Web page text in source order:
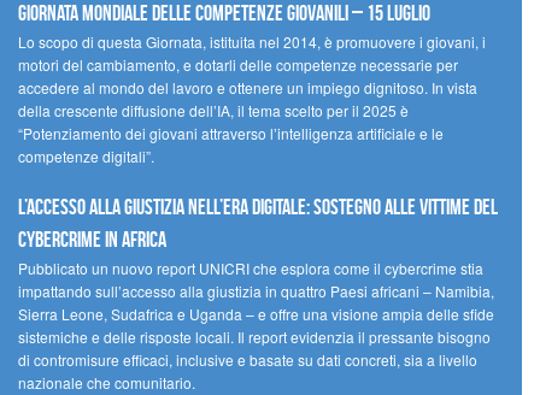
Giornata Mondiale delle Competenze Giovanili – 15 luglio
Lo scopo di questa Giornata, istituita nel 2014, è promuovere i giovani, i
motori del cambiamento, e dotarli delle competenze necessarie per
accedere al mondo del lavoro e ottenere un impiego dignitoso. In vista
della crescente diffusione dell’IA, il tema scelto per il 2025 è
“Potenziamento dei giovani attraverso l’intelligenza artificiale e le
competenze digitali”.
L’accesso alla giustizia nell’era digitale: sostegno alle vittime del
cybercrime in Africa
Pubblicato un nuovo report UNICRI che esplora come il cybercrime stia
impattando sull’accesso alla giustizia in quattro Paesi africani – Namibia,
Sierra Leone, Sudafrica e Uganda – e offre una visione ampia delle sfide
sistemiche e delle risposte locali. Il report evidenzia il pressante bisogno
di contromisure efficaci, inclusive e basate su dati concreti, sia a livello
nazionale che comunitario.